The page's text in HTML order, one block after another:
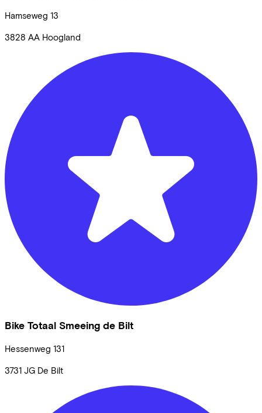
Hamseweg 13
3828 AA Hoogland
Bike Totaal Smeeing de Bilt
Hessenweg 131
3731 JG De Bilt